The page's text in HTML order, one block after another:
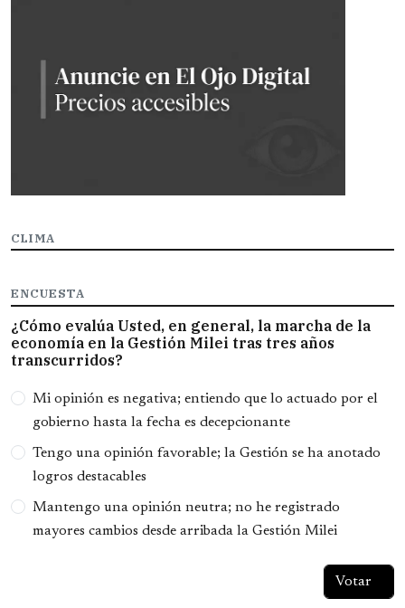
CLIMA
ENCUESTA
¿Cómo evalúa Usted, en general, la marcha de la
economía en la Gestión Milei tras tres años
transcurridos?
Opciones
Mi opinión es negativa; entiendo que lo actuado por el
gobierno hasta la fecha es decepcionante
Tengo una opinión favorable; la Gestión se ha anotado
logros destacables
Mantengo una opinión neutra; no he registrado
mayores cambios desde arribada la Gestión Milei